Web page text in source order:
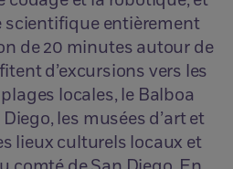
entièrement
de 20 minutes autour de
d’excursions vers les
locales, le Balboa
les musées d’art et
lieux culturels locaux et